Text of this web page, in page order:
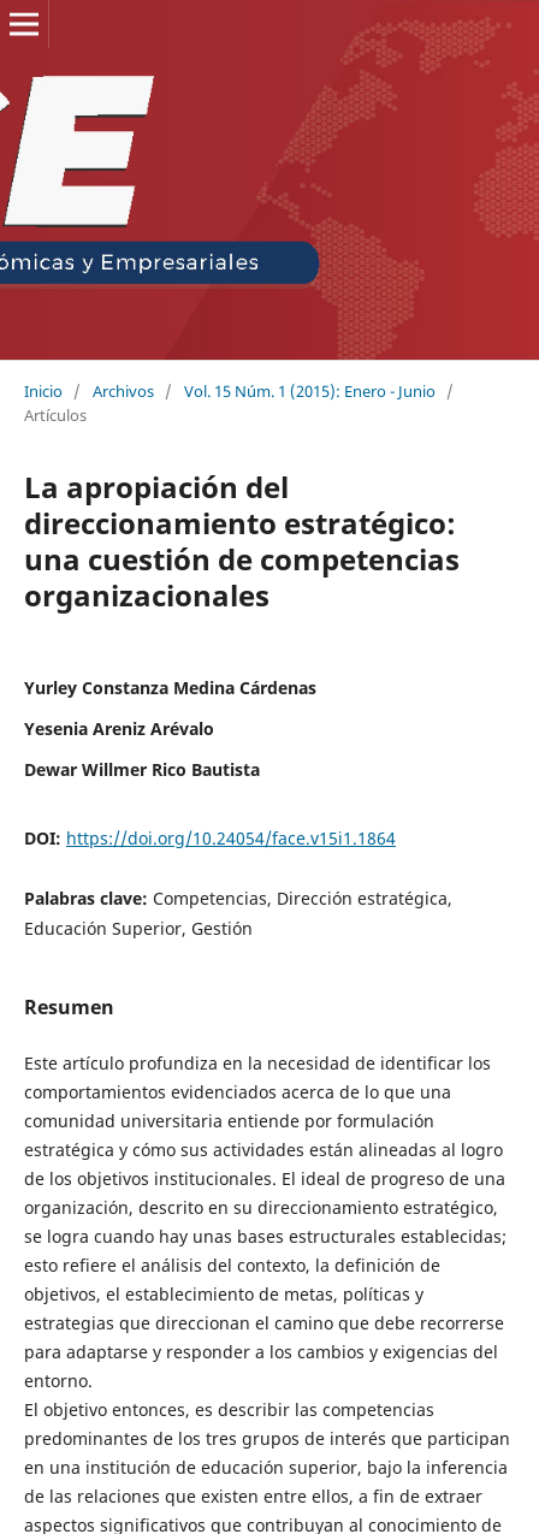
Inicio / Archivos / Vol. 15 Núm. 1 (2015): Enero - Junio /
Artículos
La apropiación del
direccionamiento estratégico:
una cuestión de competencias
organizacionales
Yurley Constanza Medina Cárdenas
Yesenia Areniz Arévalo
Dewar Willmer Rico Bautista
DOI: https://doi.org/10.24054/face.v15i1.1864
Palabras clave: Competencias, Dirección estratégica,
Educación Superior, Gestión
Resumen
Este artículo profundiza en la necesidad de identificar los
comportamientos evidenciados acerca de lo que una
comunidad universitaria entiende por formulación
estratégica y cómo sus actividades están alineadas al logro
de los objetivos institucionales. El ideal de progreso de una
organización, descrito en su direccionamiento estratégico,
se logra cuando hay unas bases estructurales establecidas;
esto refiere el análisis del contexto, la definición de
objetivos, el establecimiento de metas, políticas y
estrategias que direccionan el camino que debe recorrerse
para adaptarse y responder a los cambios y exigencias del
entorno.
El objetivo entonces, es describir las competencias
predominantes de los tres grupos de interés que participan
en una institución de educación superior, bajo la inferencia
de las relaciones que existen entre ellos, a fin de extraer
aspectos significativos que contribuyan al conocimiento de